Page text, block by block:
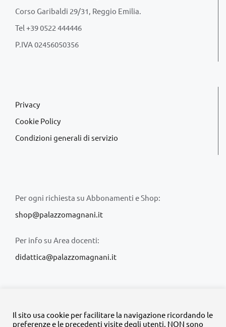
Corso Garibaldi 29/31, Reggio Emilia.
Tel +39 0522 444446
P.IVA 02456050356
Privacy
Cookie Policy
Condizioni generali di servizio
Per ogni richiesta su Abbonamenti e Shop:
shop@palazzomagnani.it
Per info su Area docenti:
didattica@palazzomagnani.it
Il sito usa cookie per facilitare la navigazione ricordando le
preferenze e le precedenti visite degli utenti. NON sono